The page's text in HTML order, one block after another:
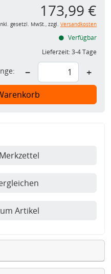
173,99 €
gesetzl. MwSt., zzgl. Versandkosten
Verfügbar
Lieferzeit:3-4 Tage
− +
Artikel